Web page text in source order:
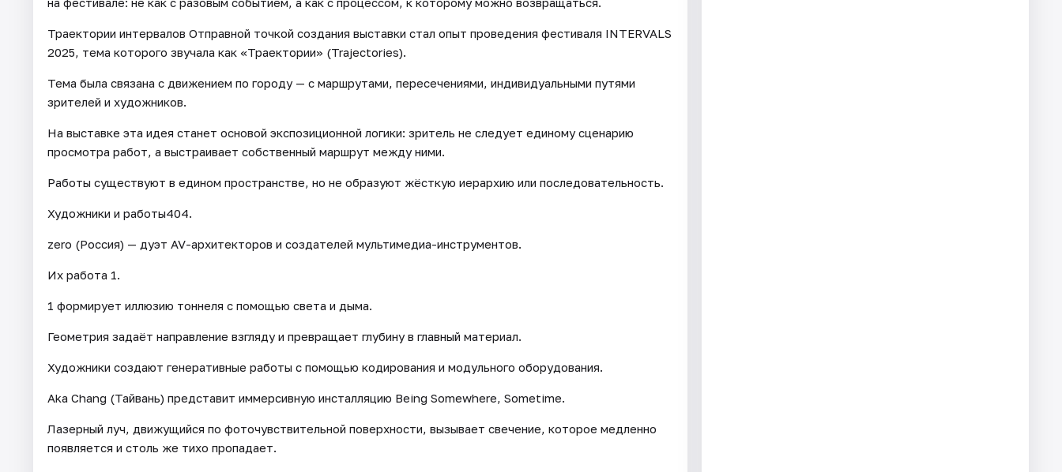
Траектории интервалов Отправной точкой создания выставки стал опыт проведения фестиваля INTERVALS
2025, тема которого звучала как «Траектории» (Trajectories).
Тема была связана с движением по городу — с маршрутами, пересечениями, индивидуальными путями
зрителей и художников.
На выставке эта идея станет основой экспозиционной логики: зритель не следует единому сценарию
просмотра работ, а выстраивает собственный маршрут между ними.
Работы существуют в едином пространстве, но не образуют жёсткую иерархию или последовательность.
Художники и работы404.
zero (Россия) — дуэт AV-архитекторов и создателей мультимедиа-инструментов.
Их работа 1.
1 формирует иллюзию тоннеля с помощью света и дыма.
Геометрия задаёт направление взгляду и превращает глубину в главный материал.
Художники создают генеративные работы с помощью кодирования и модульного оборудования.
Aka Chang (Тайвань) представит иммерсивную инсталляцию Being Somewhere, Sometime.
Лазерный луч, движущийся по фоточувствительной поверхности, вызывает свечение, которое медленно
появляется и столь же тихо пропадает.